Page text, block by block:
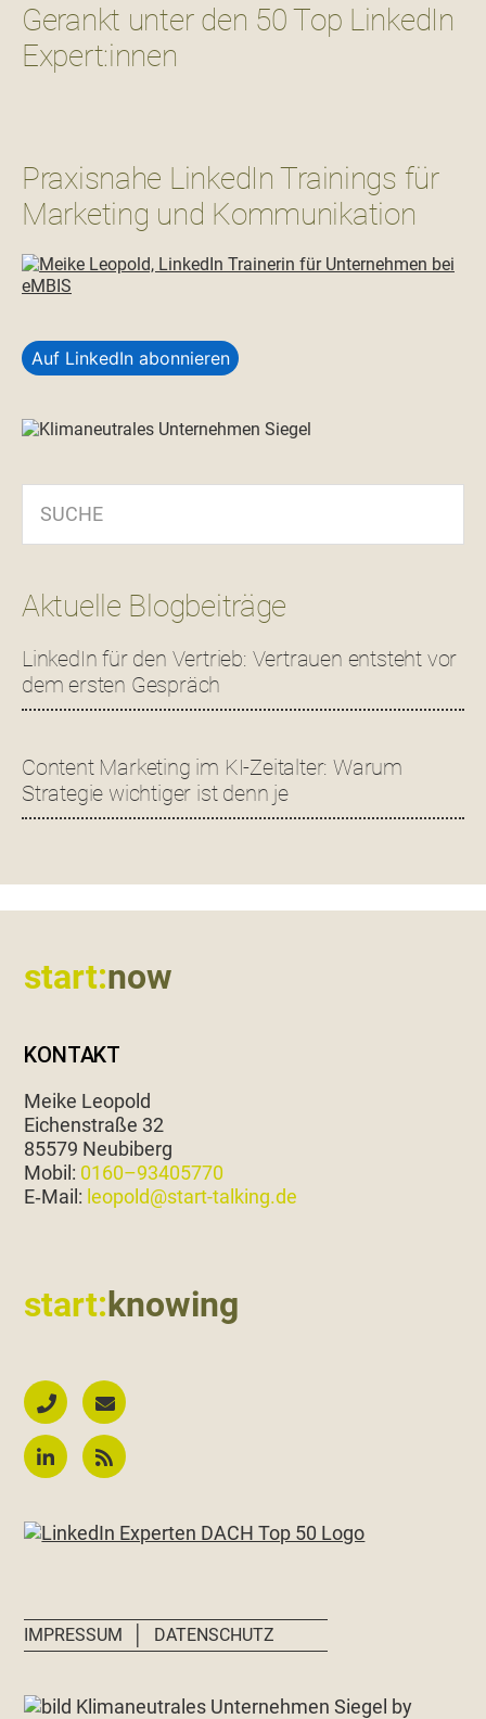
Gerankt unter den 50 Top LinkedIn
Expert:innen
Praxisnahe LinkedIn Trainings für
Marketing und Kommunikation
Auf LinkedIn abonnieren
Aktuelle Blogbeiträge
LinkedIn für den Vertrieb: Vertrauen entsteht vor
dem ersten Gespräch
Content Marketing im KI-Zeitalter: Warum
Strategie wichtiger ist denn je
start:now
KONTAKT
Meike Leopold
Eichen­straße 32
85579 Neubiberg
Mobil: 0160–93405770
E‑Mail: leopold@start-talking.de
start:knowing
IMPRESSUM DATENSCHUTZ